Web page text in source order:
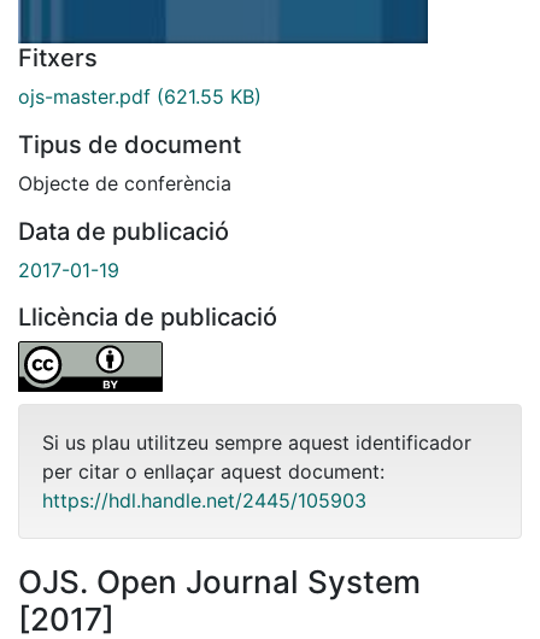
Fitxers
ojs-master.pdf (621.55 KB)
Tipus de document
Objecte de conferència
Data de publicació
2017-01-19
Llicència de publicació
Si us plau utilitzeu sempre aquest identificador
per citar o enllaçar aquest document:
https://hdl.handle.net/2445/105903
OJS. Open Journal System
[2017]